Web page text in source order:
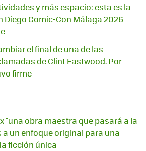
y más espacio: esta es la
Diego Comic-Con Málaga 2026
el final de una de las
de Clint Eastwood. Por
firme
"una obra maestra que pasará a la
un enfoque original para una
ficción única